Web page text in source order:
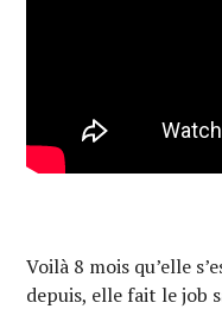
Voilà 8 mois qu’elle
depuis, elle fait le job